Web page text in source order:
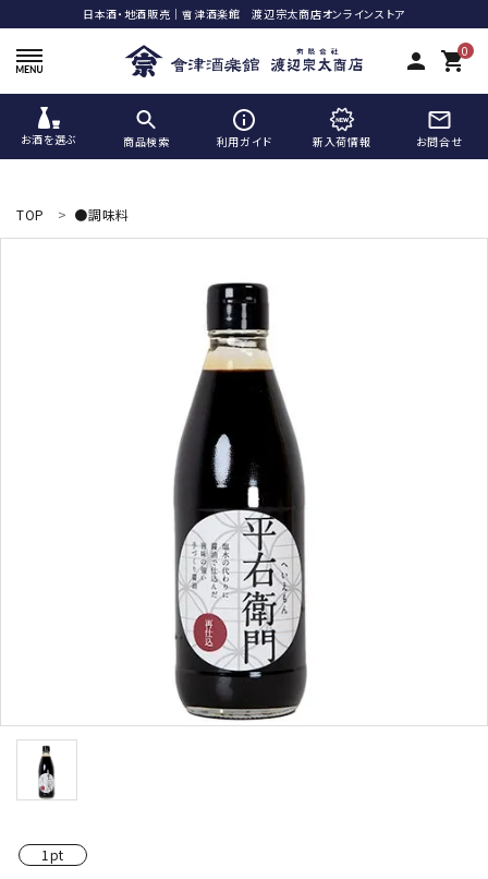
日本酒・地酒販売｜會津酒楽館 渡辺宗太商店オンラインストア
person 0
shopping_cart
お酒を選ぶ 商品検索 利用ガイド 新入荷情報 お問合せ
ようこそ ゲスト 様
search
コンテンツ
新入荷情報
店休日
TOP ●調味料
1pt